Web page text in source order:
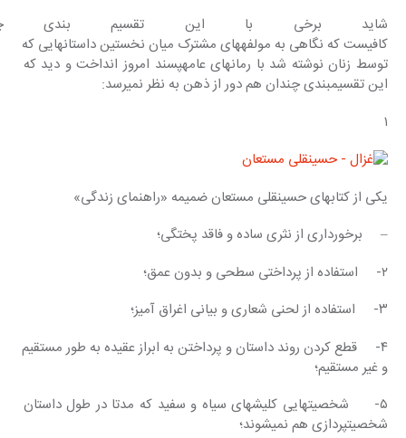
شاید برخی با این تقسیم بندی
کافی‎ست که نگاهی به مولفه‎های مشترک میان نخستین داستانهایی که
توسط زنان نوشته شد با رمانهای عامه‎پسند امروز انداخت و دید که
این تقسیم‎بندی چندان هم دور از ذهن به نظر نمی‎رسد:
۱
یکی از کتابهای حسینقلی مستعان ضمیمه «راهنمای زندگی»
–     برخورداری از نثری ساده و فاقد پختگی؛
۲-     استفاده از پرداختی سطحی و بدون عمق؛
۳-     استفاده از لحنی شعاری و بیانی اغراق آمیز؛
۴-     قطع کردن روند داستان و پرداختن به ابراز عقیده به طور مستقیم
و غیر مستقیم؛
۵-     شخصیت‎هایی کلیشه‎ای سیاه و سفید که مدتا در طول داستان
شخصیت‎پردازی هم نمی‎شوند؛